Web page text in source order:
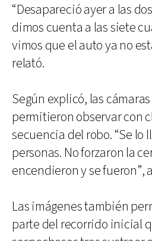
“Desapareció ayer a las
dimos cuenta a las siete
vimos que el auto ya no
relató.
Según explicó, las
permitieron observar con
secuencia del robo. “Se lo
personas. No forzaron la
encendieron y se fueron”,
Las imágenes también
parte del recorrido inicial